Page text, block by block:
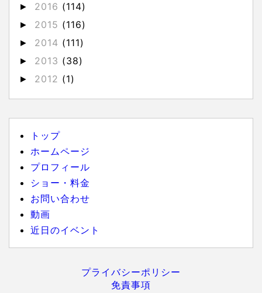
► 2016 (114)
► 2015 (116)
► 2014 (111)
► 2013 (38)
► 2012 (1)
トップ
ホームページ
プロフィール
ショー・料金
お問い合わせ
動画
近日のイベント
プライバシーポリシー
免責事項